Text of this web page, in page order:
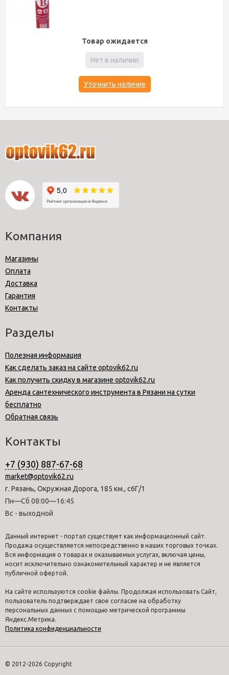
Товар ожидается
Нет в наличии
Уточнить наличие
Компания
Магазины
Оплата
Доставка
Гарантия
Контакты
Разделы
Полезная информация
Как сделать заказ на сайте optovik62.ru
Как получить скидку в магазине optovik62.ru
Аренда сантехнического инструмента в Рязани на сутки
бесплатно
Обратная связь
Контакты
+7 (930) 887-67-68
market@optovik62.ru
г. Рязань, Окружная Дорога, 185 км., с6Г/1
Пн—Сб 08:00—16:45
Вс - выходной
Данный интернет - портал существует как информационный сайт.
Продажа осуществляется непосредственно в наших торговых точках.
Вся информация о товарах и оказываемых услугах, включая цены,
носит исключительно ознакомительный характер и не является
публичной офертой.
На сайте используются cookie файлы. Продолжая использовать Сайт,
пользователь подтверждает свое согласие на обработку
персональных данных с помощью метрической программы
Яндекс.Метрика.
Политика конфиденциальности
© 2012-2026 Copyright